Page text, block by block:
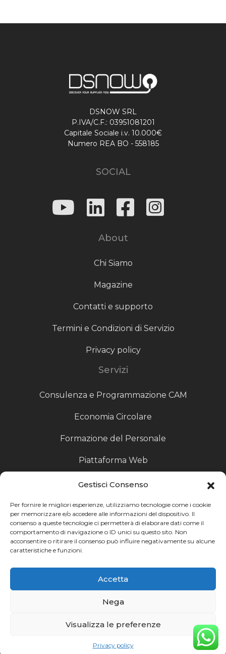
Gestisci Consenso
Per fornire le migliori esperienze, utilizziamo tecnologie come i cookie
per memorizzare e/o accedere alle informazioni del dispositivo. Il
consenso a queste tecnologie ci permetterà di elaborare dati come il
comportamento di navigazione o ID unici su questo sito. Non
acconsentire o ritirare il consenso può influire negativamente su alcune
caratteristiche e funzioni.
Accetta
Nega
Visualizza le preferenze
Privacy policy
DSNOW SRL
P.IVA/C.F.: 03951081201
Capitale Sociale i.v. 10.000€
Numero REA BO - 558185
SOCIAL
About
Chi Siamo
Magazine
Contatti e supporto
Termini e Condizioni di Servizio
Privacy policy
Servizi
Consulenza e Programmazione CAM
Economia Circolare
Formazione del Personale
Piattaforma Web
Scouting fornitori
Produzione Particolari
Raccoglitori di Fine Linea
Ricerca
Ricerca avanzata
Catalogo fornitori